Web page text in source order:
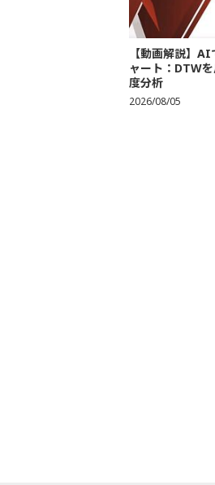
【動画解説】
ャート：DTW
度分析
2026/08/05